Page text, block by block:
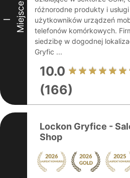
I Miejsce
różnorodne produkty i
użytkowników urządzeń
telefonów komórkowych.
siedzibę w dogodnej
Gryfic ...
10.0
(166)
Lockon Gryfice -
Shop